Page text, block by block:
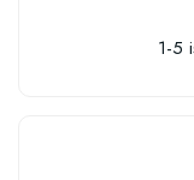
1-5